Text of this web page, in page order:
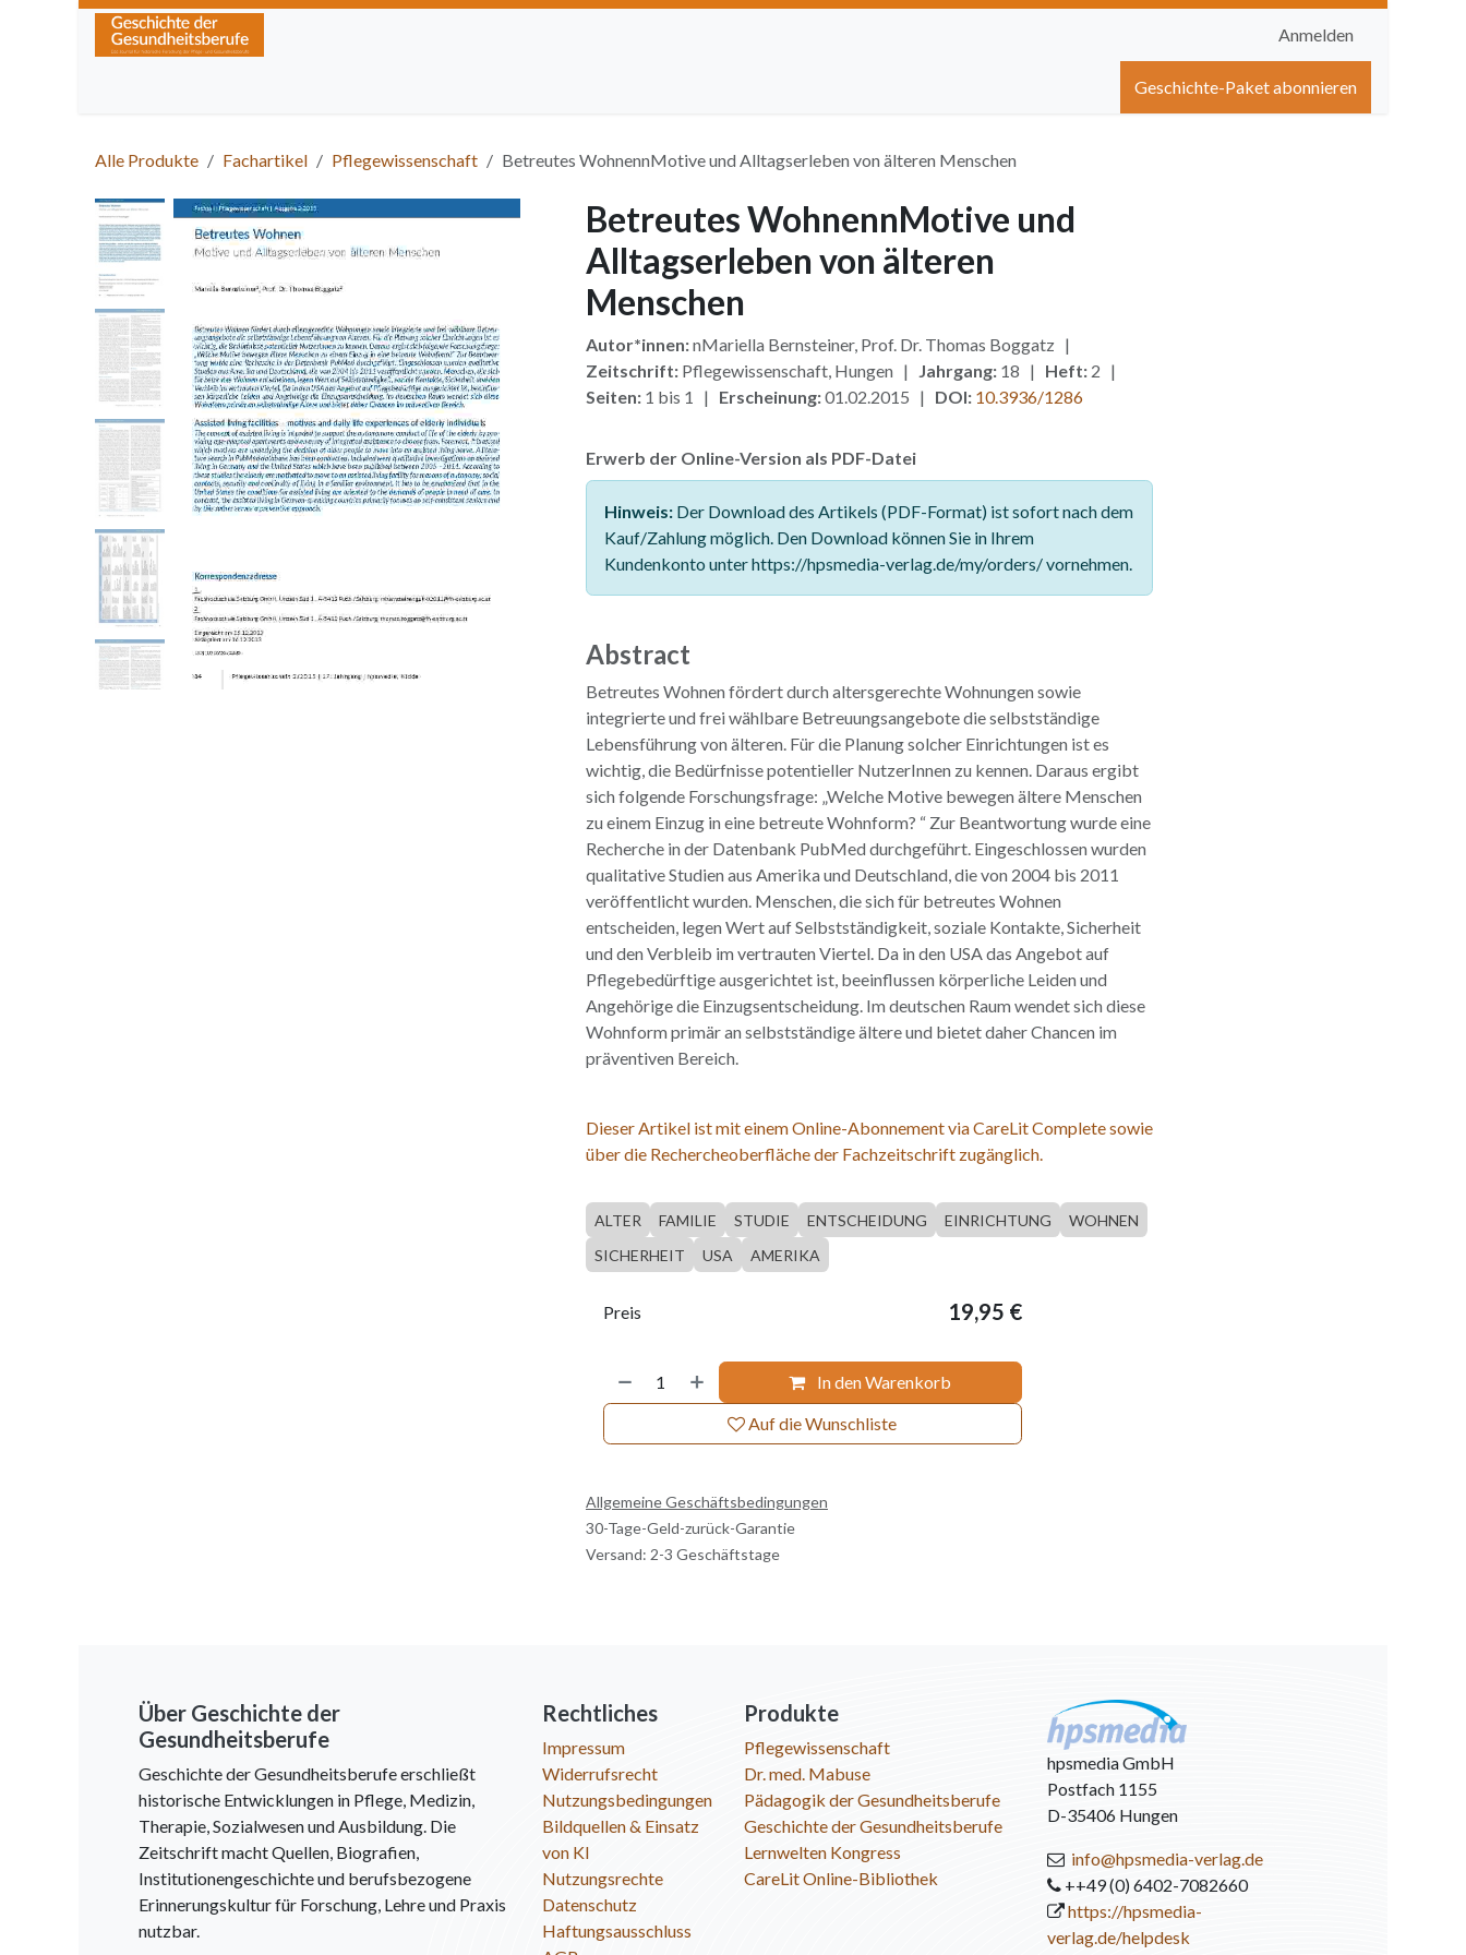
Zum Inhalt springen
Anmelden
Hilfe
Geschichte-Paket abonnieren
Alle Produkte Fachartikel Pflegewissenschaft Betreutes WohnennMotive und Alltagserleben von älteren Menschen
Betreutes WohnennMotive und
Alltagserleben von älteren
Menschen
Autor*innen:nMariella Bernsteiner, Prof. Dr. Thomas Boggatz |
Zeitschrift:Pflegewissenschaft, Hungen | Jahrgang:18 | Heft:2 |
Seiten:1 bis 1 | Erscheinung:01.02.2015 | DOI: 10.3936/1286
Erwerb der Online-Version als PDF-Datei
Hinweis:Der Download des Artikels (PDF-Format) ist sofort nach dem
Kauf/Zahlung möglich. Den Download können Sie in Ihrem
Kundenkonto unter https://hpsmedia-verlag.de/my/orders/ vornehmen.
Abstract
Betreutes Wohnen fördert durch altersgerechte Wohnungen sowie
integrierte und frei wählbare Betreuungsangebote die selbstständige
Lebensführung von älteren. Für die Planung solcher Einrichtungen ist es
wichtig, die Bedürfnisse potentieller NutzerInnen zu kennen. Daraus ergibt
sich folgende Forschungsfrage: „Welche Motive bewegen ältere Menschen
zu einem Einzug in eine betreute Wohnform? “ Zur Beantwortung wurde eine
Recherche in der Datenbank PubMed durchgeführt. Eingeschlossen wurden
qualitative Studien aus Amerika und Deutschland, die von 2004 bis 2011
veröffentlicht wurden. Menschen, die sich für betreutes Wohnen
entscheiden, legen Wert auf Selbstständigkeit, soziale Kontakte, Sicherheit
und den Verbleib im vertrauten Viertel. Da in den USA das Angebot auf
Pflegebedürftige ausgerichtet ist, beeinflussen körperliche Leiden und
Angehörige die Einzugsentscheidung. Im deutschen Raum wendet sich diese
Wohnform primär an selbstständige ältere und bietet daher Chancen im
präventiven Bereich.
Dieser Artikel ist mit einem Online-Abonnement via CareLit Complete sowie
über die Rechercheoberfläche der Fachzeitschrift zugänglich.
ALTER FAMILIE STUDIE ENTSCHEIDUNG EINRICHTUNG
WOHNEN
SICHERHEIT
USA AMERIKA
In den Warenkorb
Auf die Wunschliste
Preis 19,95 €
Allgemeine Geschäftsbedingungen
30-Tage-Geld-zurück-Garantie
Versand: 2-3 Geschäftstage
Über Geschichte der
Gesundheitsberufe
Geschichte der Gesundheitsberufe erschließt
historische Entwicklungen in Pflege, Medizin,
Therapie, Sozialwesen und Ausbildung. Die
Zeitschrift macht Quellen, Biografien,
Institutionengeschichte und berufsbezogene
Erinnerungskultur für Forschung, Lehre und Praxis
nutzbar.
Rechtliches
Impressum
Widerrufsrecht
Nutzungsbedingungen
Bildquellen & Einsatz
von KI
Nutzungsrechte
Datenschutz
Haftungsausschluss
Produkte
Pflegewissenschaft
Dr. med. Mabuse
Pädagogik der Gesundheitsberufe
Geschichte der Gesundheitsberufe
Lernwelten Kongress
CareLit Online-Bibliothek
hpsmedia GmbH
Postfach 1155
D-35406 Hungen
info@hpsmedia-verlag.de
++49 (0) 6402-7082660
https://hpsmedia-
verlag.de/helpdesk